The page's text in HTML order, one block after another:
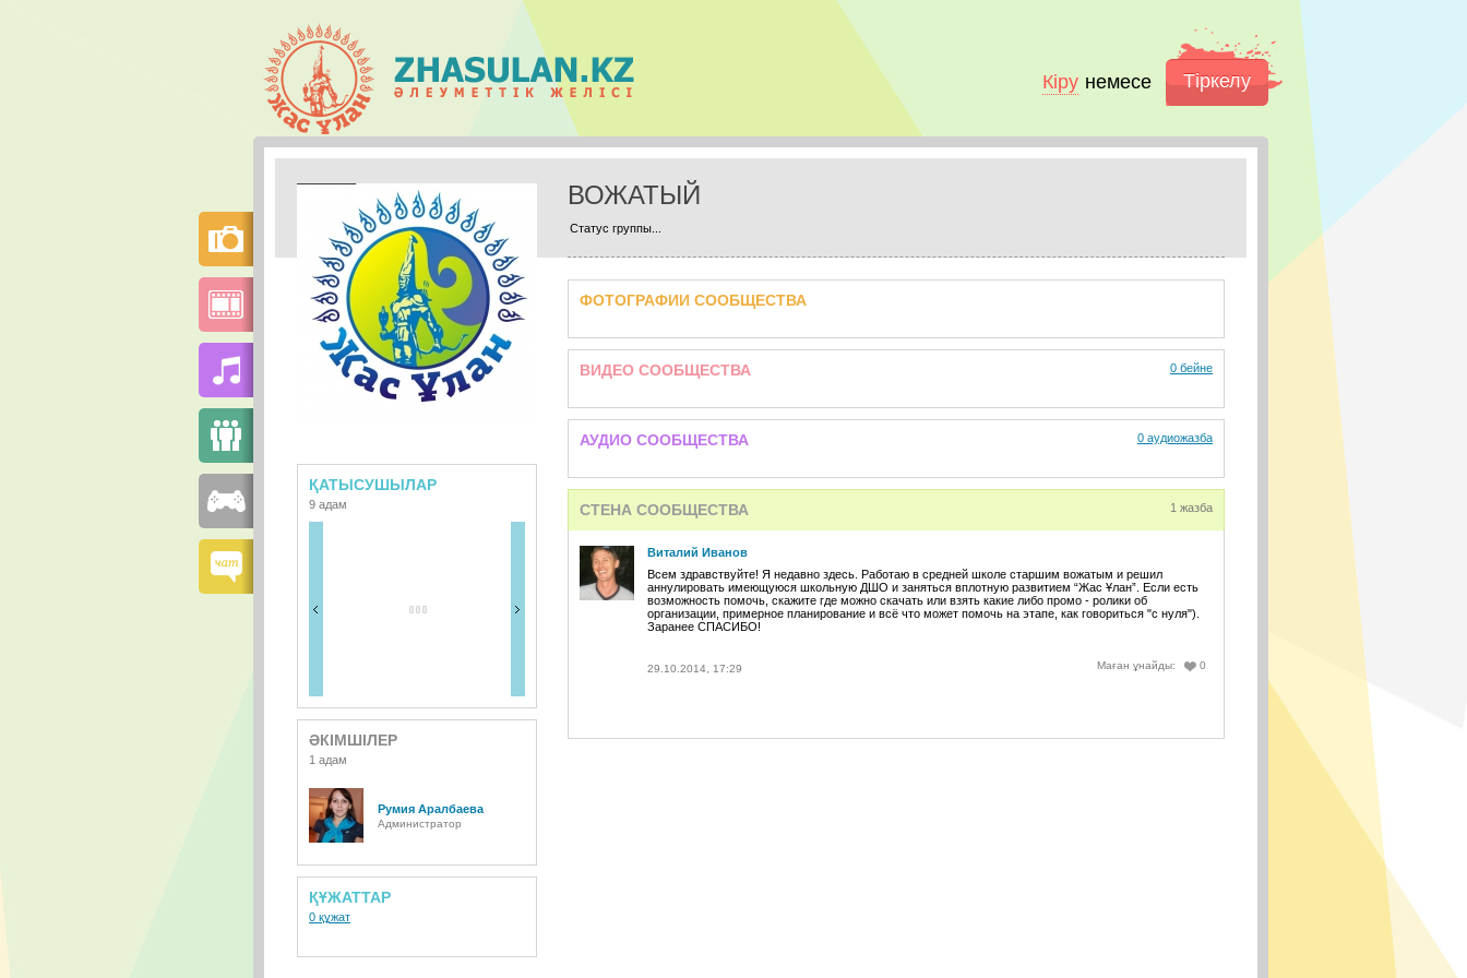
Кіру немесе Тіркелу
ВОЖАТЫЙ
Статус группы...
ҚАТЫСУШЫЛАР
9 адам
ӘКІМШІЛЕР
1 адам
Румия Аралбаева
Администратор
ҚҰЖАТТАР
0 құжат
ФОТОГРАФИИ СООБЩЕСТВА
ВИДЕО СООБЩЕСТВА 0 бейне
АУДИО СООБЩЕСТВА 0 аудиожазба
СТЕНА СООБЩЕСТВА 1 жазба
Виталий Иванов
Всем здравствуйте! Я недавно здесь. Работаю в средней школе старшим вожатым и решил
аннулировать имеющуюся школьную ДШО и заняться вплотную развитием “Жас Ұлан”. Если есть
возможность помочь, скажите где можно скачать или взять какие либо промо - ролики об
организации, примерное планирование и всё что может помочь на этапе, как говориться "с нуля").
Заранее СПАСИБО!
0
Маған ұнайды:
29.10.2014, 17:29